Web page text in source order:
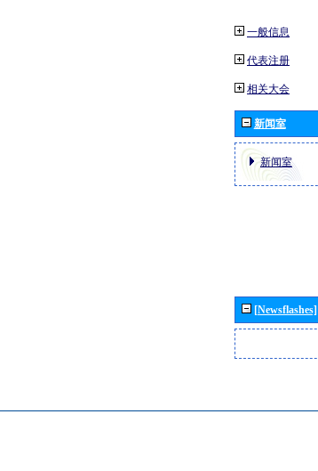
一般信息
代表注册
相关大会
新闻室
新闻室
[Newsflashes]